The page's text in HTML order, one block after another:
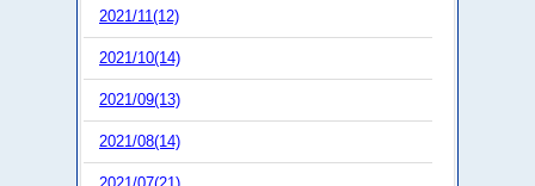
2021/11(12)
2021/10(14)
2021/09(13)
2021/08(14)